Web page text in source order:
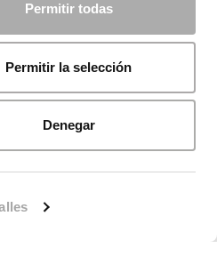
Permitir todas
Permitir la selección
Denegar